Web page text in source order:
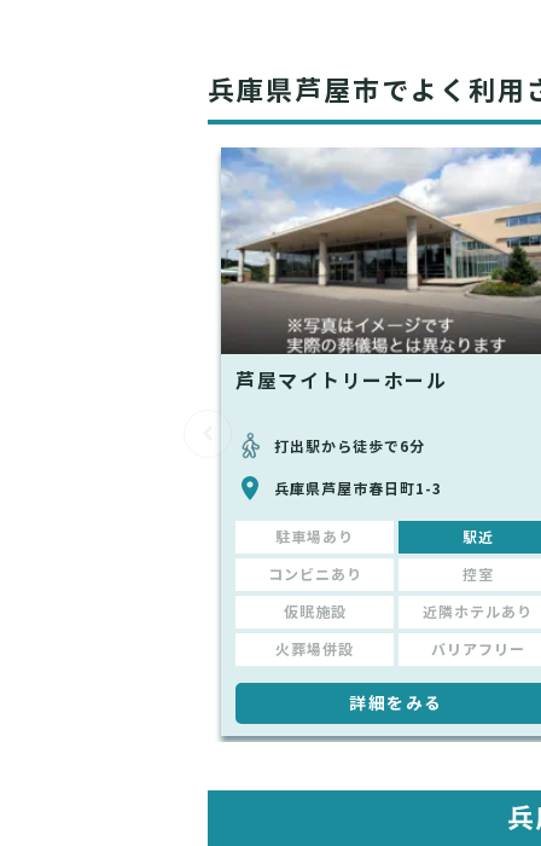
兵庫県芦屋市でよく利用
芦屋マイトリーホール
打出駅から徒歩で6分
兵庫県芦屋市春日町1-3
駐車場あり 駅近
コンビニあり 控室
仮眠施設 近隣ホテルあり
火葬場併設 バリアフリー
詳細をみる